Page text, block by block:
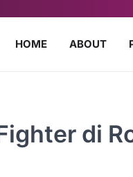
HOME ABOUT
di